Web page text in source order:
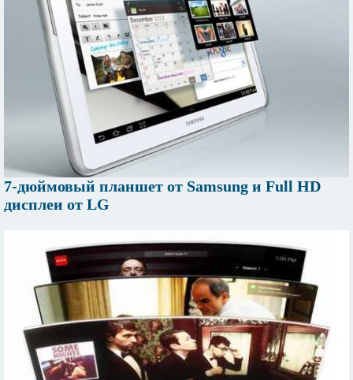
7-дюймовый планшет от Samsung и Full HD
дисплеи от LG